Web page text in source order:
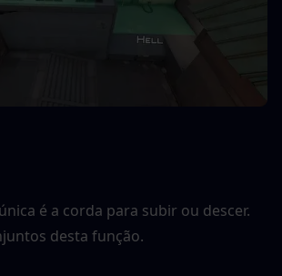
é a corda para subir ou descer.
desta função.